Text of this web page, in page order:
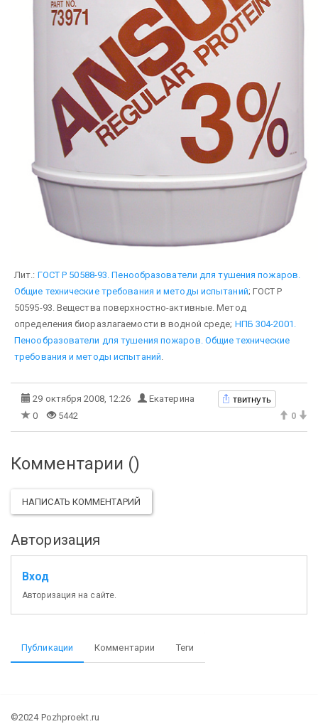
Лит.: ГОСТ Р 50588-93. Пенообразователи для тушения пожаров.
Общие технические требования и методы испытаний; ГОСТ Р
50595-93. Вещества поверхностно-активные. Метод
определения биоразлагаемости в водной среде; НПБ 304-2001.
Пенообразователи для тушения пожаров. Общие технические
требования и методы испытаний
29 октября 2008, 12:26 Екатерина твитнуть
0 5442 0
Комментарии ()
НАПИСАТЬ КОММЕНТАРИЙ
Авторизация
Вход
Авторизация на сайте.
Публикации Комментарии Теги
©2024 Pozhproekt.ru